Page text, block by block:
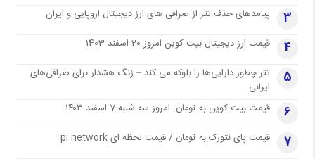
3 پیامدهای حذف تتر از صرافی های ارز دیجیتال اروپایی و ایران
4 قیمت ارز دیجیتال بیت کوین امروز 20 اسفند 1403
5
تتر چطور دارایی‌ها را بلوکه می کند – زنگ هشدار برای صرافی‌های
ایرانی
6 قیمت بیت کوین به تومان- امروز سه شنبه 7 اسفند ۱۴۰۳
7 قیمت پای نتورک به تومان / قیمت لحظه ای pi network